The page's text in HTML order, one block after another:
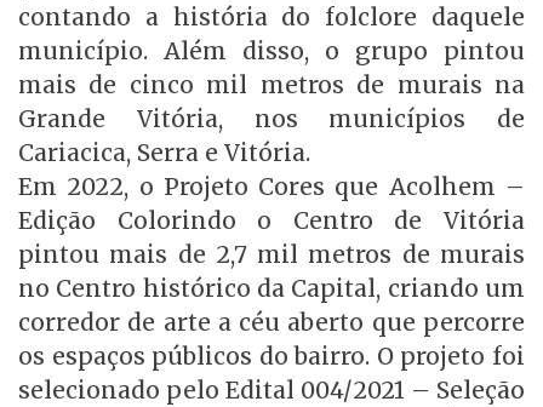
contando a história do folclore daquele
município. Além disso, o grupo pintou
mais de cinco mil metros de murais na
Grande Vitória, nos municípios de
Cariacica, Serra e Vitória.
Em 2022, o Projeto Cores que Acolhem –
Edição Colorindo o Centro de Vitória
pintou mais de 2,7 mil metros de murais
no Centro histórico da Capital, criando um
corredor de arte a céu aberto que percorre
os espaços públicos do bairro. O projeto foi
selecionado pelo Edital 004/2021 – Seleção